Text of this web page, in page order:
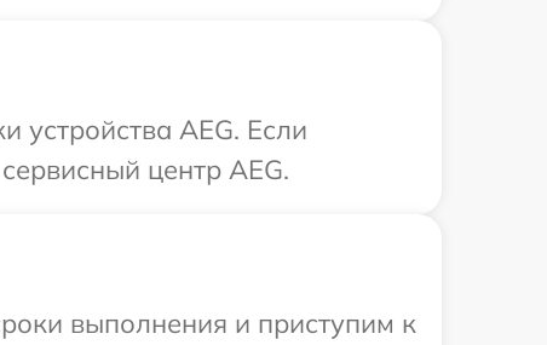
AEG. Если
центр AEG.
выполнения и приступим к